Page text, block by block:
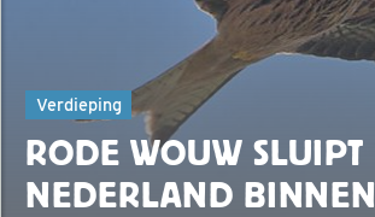
Verdieping
RODE WOUW SLUIPT
NEDERLAND BINNEN